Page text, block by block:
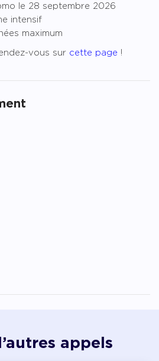
le 28 septembre 2026
intensif
maximum
vous sur cette page !
appels